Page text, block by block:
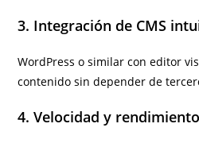
3. Integración de CMS
WordPress o similar con editor
contenido sin depender de
4. Velocidad y rendimiento